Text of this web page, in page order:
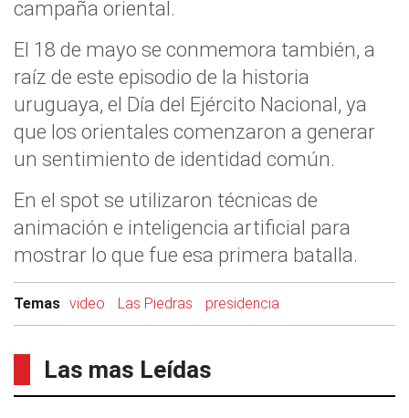
campaña oriental.
El 18 de mayo se conmemora también, a
raíz de este episodio de la historia
uruguaya, el Día del Ejército Nacional, ya
que los orientales comenzaron a generar
un sentimiento de identidad común.
En el spot se utilizaron técnicas de
animación e inteligencia artificial para
mostrar lo que fue esa primera batalla.
Temas video Las Piedras presidencia
Las mas Leídas